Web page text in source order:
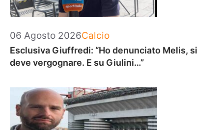
06 Agosto 2026Categorie
Calcio
Esclusiva Giuffredi: “Ho denunciato Melis, si
deve vergognare. E su Giulini…”